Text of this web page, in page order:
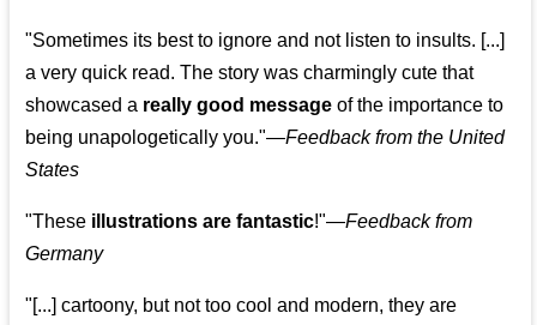
"Sometimes its best to ignore and not listen to insults. [...]
a very quick read. The story was charmingly cute that
showcased a really good message of the importance to
being unapologetically you."—Feedback from the United
States
"These illustrations are fantastic!"—Feedback from
Germany
"[...] cartoony, but not too cool and modern, they are